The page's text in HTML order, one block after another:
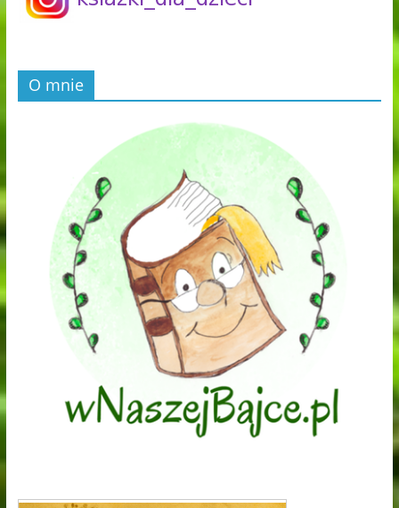
O mnie